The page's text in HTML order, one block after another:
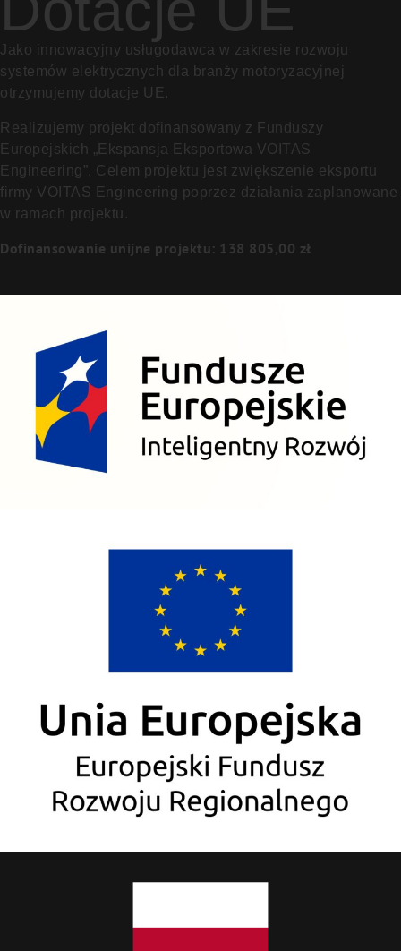
Jako innowacyjny usługodawca w zakresie rozwoju
systemów elektrycznych dla branży motoryzacyjnej
otrzymujemy dotacje UE.
Realizujemy projekt dofinansowany z Funduszy
Europejskich „Ekspansja Eksportowa VOITAS
Engineering”. Celem projektu jest zwiększenie eksportu
firmy VOITAS Engineering poprzez działania zaplanowane
w ramach projektu.
Dofinansowanie unijne projektu: 138 805,00 zł